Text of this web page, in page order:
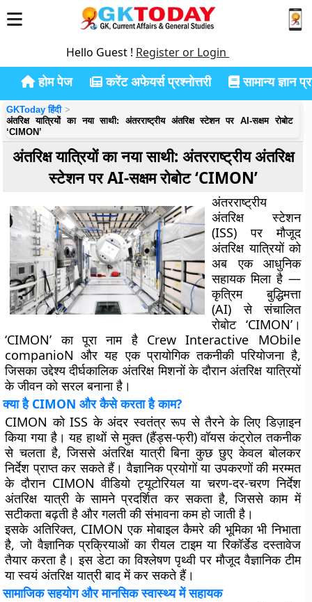
Hello Guest ! Register or Login
होम पेज करेंट अफेयर्स प्रश्नोत्तरी सामान्य ज्ञान
GKToday हिंदी
अंतरिक्ष यात्रियों का नया साथी: अंतरराष्ट्रीय अंतरिक्ष स्टेशन पर AI-सक्षम रोबोट
‘CIMON’
अंतरिक्ष यात्रियों का नया साथी: अंतरराष्ट्रीय अंतरिक्ष
स्टेशन पर AI-सक्षम रोबोट ‘CIMON’
अंतरराष्ट्रीय
अंतरिक्ष स्टेशन
(ISS) पर मौजूद
अंतरिक्ष यात्रियों को
अब एक आधुनिक
सहायक मिला है —
कृत्रिम बुद्धिमत्ता
(AI) से संचालित
रोबोट ‘CIMON’।
‘CIMON’ का पूरा नाम है Crew Interactive MObile
companioN और यह एक प्रायोगिक तकनीकी परियोजना है,
जिसका उद्देश्य दीर्घकालिक अंतरिक्ष मिशनों के दौरान अंतरिक्ष यात्रियों
के जीवन को सरल बनाना है।
क्या है CIMON और कैसे करता है काम?
CIMON को ISS के अंदर स्वतंत्र रूप से तैरने के लिए डिज़ाइन
किया गया है। यह हाथों से मुक्त (हैंड्स-फ्री) वॉयस कंट्रोल तकनीक
से चलता है, जिससे अंतरिक्ष यात्री बिना कुछ छुए केवल बोलकर
निर्देश प्राप्त कर सकते हैं। वैज्ञानिक प्रयोगों या उपकरणों की मरम्मत
के दौरान CIMON वीडियो ट्यूटोरियल या चरण-दर-चरण निर्देश
अंतरिक्ष यात्री के सामने प्रदर्शित कर सकता है, जिससे काम में
सटीकता बढ़ती है और गलती की संभावना कम हो जाती है।
इसके अतिरिक्त, CIMON एक मोबाइल कैमरे की भूमिका भी निभाता
है, जो वैज्ञानिक प्रक्रियाओं का रीयल टाइम या रिकॉर्डेड दस्तावेज
तैयार करता है। इस डेटा का विश्लेषण पृथ्वी पर मौजूद वैज्ञानिक टीम
या स्वयं अंतरिक्ष यात्री बाद में कर सकते हैं।
सामाजिक सहयोग और मानसिक स्वास्थ्य में सहायक